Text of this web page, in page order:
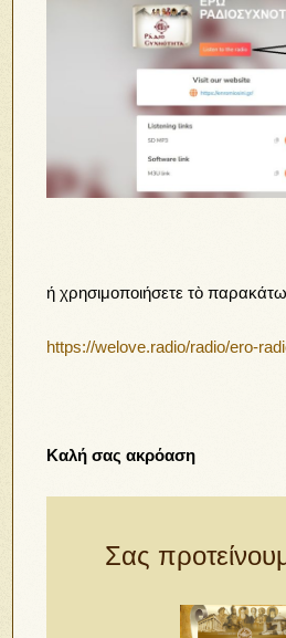
ή χρησιμοποιήσετε τὸ
https://welove.radio/radio/ero-
Καλή σας ακρόαση
Σας